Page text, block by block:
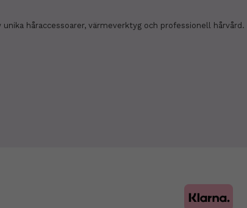
håraccessoarer, värmeverktyg och professionell hårvård.